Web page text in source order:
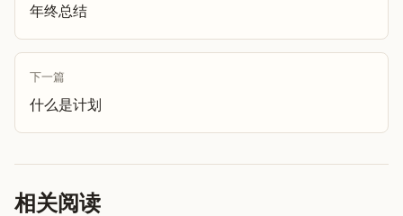
年终总结
下一篇
什么是计划
相关阅读